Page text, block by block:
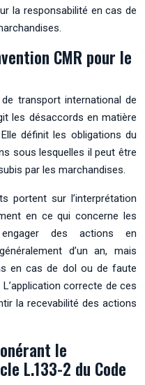
la responsabilité en cas de
CMR pour le
transport international de
les désaccords en matière
définit les obligations du
sous lesquelles il peut être
par les marchandises.
portent sur l’interprétation
en ce qui concerne les
des actions en
d’un an, mais
en cas de dol ou de faute
correcte de ces
la recevabilité des actions
le
L.133-2 du Code